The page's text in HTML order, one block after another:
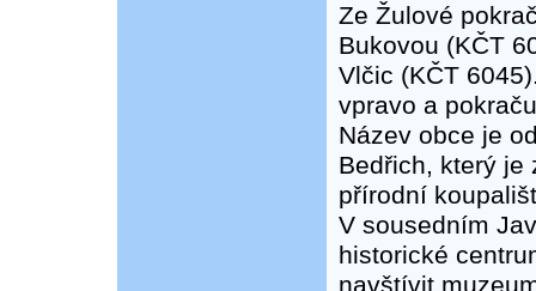
Ze Žulové
Bukovou (KČT
Vlčic (KČT
vpravo a
Název obce je
Bedřich, který je
přírodní
V sousedním
historické
navštívit